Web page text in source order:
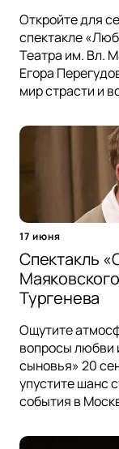
Откройте для
спектакле
Театра им. Вл.
Егора
мир страсти и
17 июня
Спектакль
Тургенева
Ощутите
вопросы любви
сыновья» 20
упустите шанс
события в